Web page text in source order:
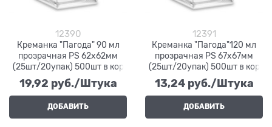
12390
Креманка "Пагода" 90 мл
прозрачная PS 62х62мм
(25шт/20упак) 500шт в кор
19,92 руб./Штука
ДОБАВИТЬ
12391
Креманка "Пагода"120 мл
прозрачная PS 67х67мм
(25шт/20упак) 500шт в кор
13,24 руб./Штука
ДОБАВИТЬ